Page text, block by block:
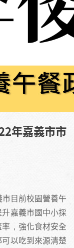
年嘉義市市
目前校園營養午
嘉義市國中小採
，強化食材安全
以吃到來源清楚